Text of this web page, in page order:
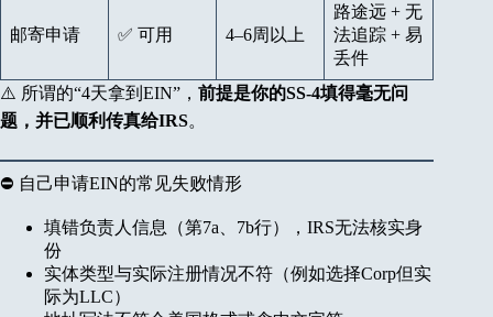
邮寄申请 ✅ 可用 4–6周以上
路途远 + 无
法追踪 + 易
丢件
⚠️ 所谓的“4天拿到EIN”， 前提是你的SS-4填得毫无问
题，并已顺利传真给IRS。
⛔ 自己申请EIN的常见失败情形
填错负责人信息（第7a、7b行），IRS无法核实身
份
实体类型与实际注册情况不符（例如选择Corp但实
际为LLC）